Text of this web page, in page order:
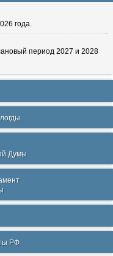
года.
период 2027 и 2028
Думы
РФ